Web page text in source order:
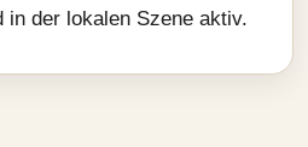
in der lokalen Szene aktiv.